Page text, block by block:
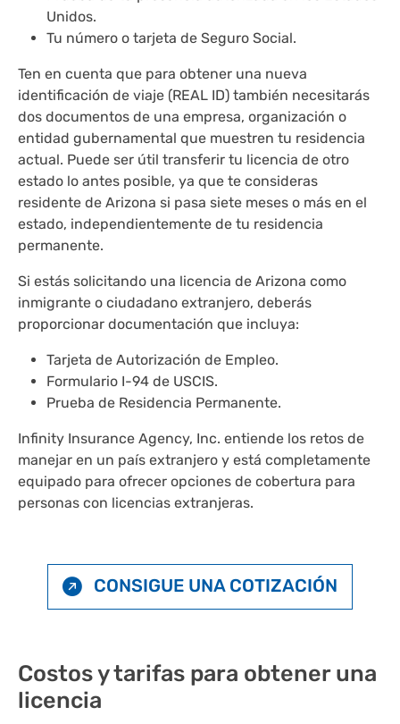
Unidos.
Tu número o tarjeta de Seguro Social.
Ten en cuenta que para obtener una nueva
identificación de viaje (REAL ID) también necesitarás
dos documentos de una empresa, organización o
entidad gubernamental que muestren tu residencia
actual. Puede ser útil transferir tu licencia de otro
estado lo antes posible, ya que te consideras
residente de Arizona si pasa siete meses o más en el
estado, independientemente de tu residencia
permanente.
Si estás solicitando una licencia de Arizona como
inmigrante o ciudadano extranjero, deberás
proporcionar documentación que incluya:
Tarjeta de Autorización de Empleo.
Formulario I-94 de USCIS.
Prueba de Residencia Permanente.
Infinity Insurance Agency, Inc. entiende los retos de
manejar en un país extranjero y está completamente
equipado para ofrecer opciones de cobertura para
personas con licencias extranjeras.
CONSIGUE UNA COTIZACIÓN
Costos y tarifas para obtener una
licencia